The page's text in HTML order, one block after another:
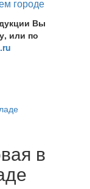
Вы
или по
в